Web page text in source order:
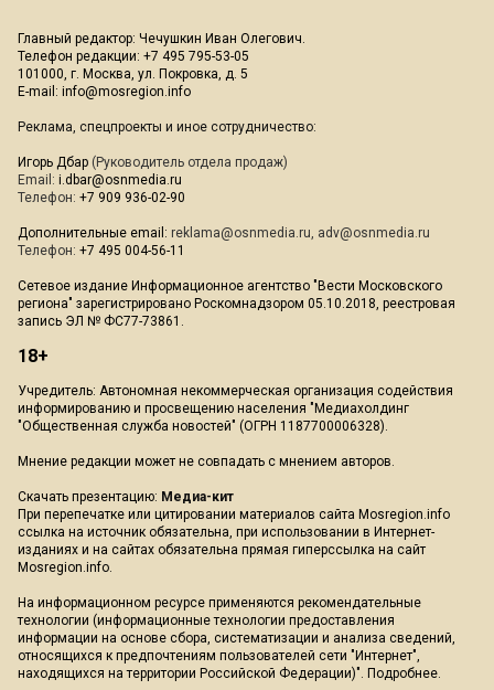
Главный редактор: Чечушкин Иван Олегович.
Телефон редакции: +7 495 795-53-05
101000, г. Москва, ул. Покровка, д. 5
E-mail: info@mosregion.info
Реклама, спецпроекты и иное сотрудничество:
Игорь Дбар (Руководитель отдела продаж)
Email: i.dbar@osnmedia.ru
Телефон: +7 909 936-02-90
Дополнительные email: reklama@osnmedia.ru, adv@osnmedia.ru
Телефон: +7 495 004-56-11
Сетевое издание Информационное агентство "Вести Московского
региона" зарегистрировано Роскомнадзором 05.10.2018, реестровая
запись ЭЛ № ФС77-73861.
18+
Учредитель: Автономная некоммерческая организация содействия
информированию и просвещению населения "Медиахолдинг
"Общественная служба новостей" (ОГРН 1187700006328).
Мнение редакции может не совпадать с мнением авторов.
Скачать презентацию: Медиа-кит
При перепечатке или цитировании материалов сайта Mosregion.info
ссылка на источник обязательна, при использовании в Интернет-
изданиях и на сайтах обязательна прямая гиперссылка на сайт
Mosregion.info.
На информационном ресурсе применяются рекомендательные
технологии (информационные технологии предоставления
информации на основе сбора, систематизации и анализа сведений,
относящихся к предпочтениям пользователей сети "Интернет",
находящихся на территории Российской Федерации)". Подробнее.